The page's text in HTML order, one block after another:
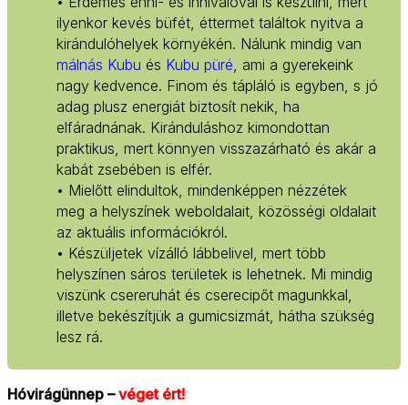
ilyenkor kevés büfét, éttermet találtok nyitva a
kirándulóhelyek környékén. Nálunk mindig van
málnás Kubu és Kubu püré, ami a gyerekeink
nagy kedvence. Finom és tápláló is egyben, s jó
adag plusz energiát biztosít nekik, ha
elfáradnának. Kiránduláshoz kimondottan
praktikus, mert könnyen visszazárható és akár a
kabát zsebében is elfér.
• Mielőtt elindultok, mindenképpen nézzétek
meg a helyszínek weboldalait, közösségi oldalait
az aktuális információkról.
• Készüljetek vízálló lábbelivel, mert több
helyszínen sáros területek is lehetnek. Mi mindig
viszünk csereruhát és cserecipőt magunkkal,
illetve bekészítjük a gumicsizmát, hátha szükség
lesz rá.
Hóvirágünnep –véget ért!